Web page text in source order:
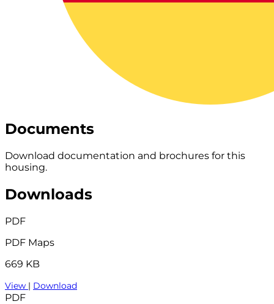
Documents
Download documentation and brochures for this
housing.
Downloads
PDF
PDF Maps
669 KB
View | Download
PDF